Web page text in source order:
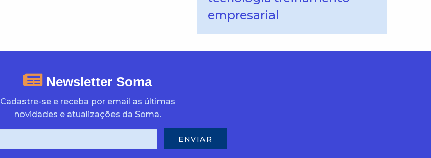
empresarial
Newsletter Soma
Cadastre-se e receba por email as últimas
novidades e atualizações da Soma.